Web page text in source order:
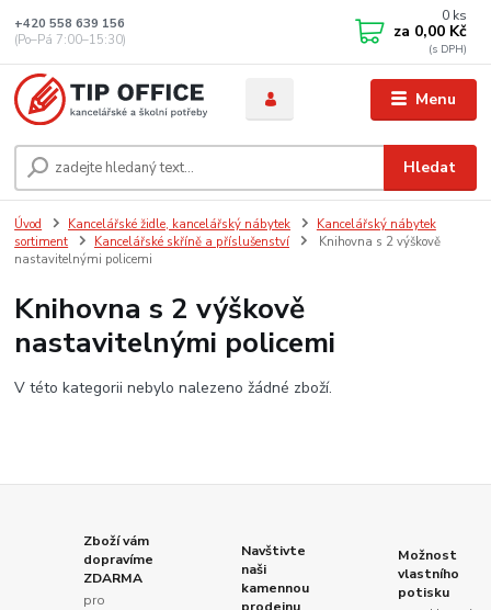
Menu
Hledat
+420 558 639 156
(Po–Pá 7:00–15:30)
0 ks
za 0,00 Kč
Úvod Kancelářské židle, kancelářský nábytek
Kancelářský nábytek
sortiment
Kancelářské skříně a příslušenství
Knihovna s 2 výškově
nastavitelnými policemi
Knihovna s 2 výškově
nastavitelnými policemi
V této kategorii nebylo nalezeno žádné zboží.
Zboží vám
dopravíme
ZDARMA
pro
Navštivte
naši
kamennou
prodejnu
Možnost
vlastního
potisku